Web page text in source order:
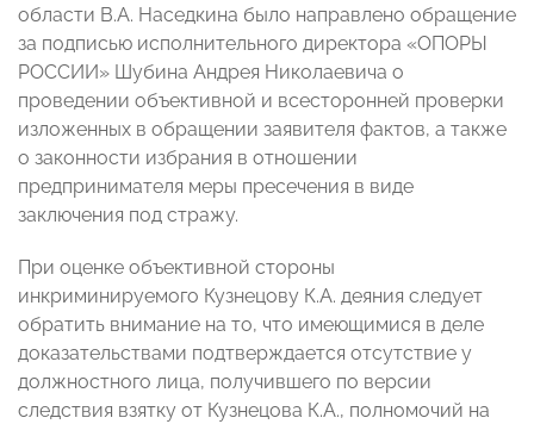
области В.А. Наседкина было направлено обращение
за подписью исполнительного директора «ОПОРЫ
РОССИИ» Шубина Андрея Николаевича о
проведении объективной и всесторонней проверки
изложенных в обращении заявителя фактов, а также
о законности избрания в отношении
предпринимателя меры пресечения в виде
заключения под стражу.
При оценке объективной стороны
инкриминируемого Кузнецову К.А. деяния следует
обратить внимание на то, что имеющимися в деле
доказательствами подтверждается отсутствие у
должностного лица, получившего по версии
следствия взятку от Кузнецова К.А., полномочий на